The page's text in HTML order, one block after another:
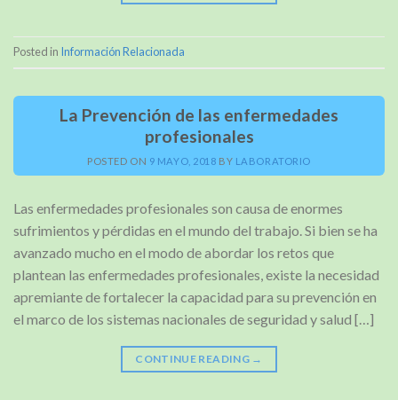
Posted in Información Relacionada
La Prevención de las enfermedades
profesionales
POSTED ON 9 MAYO, 2018 BY LABORATORIO
Las enfermedades profesionales son causa de enormes
sufrimientos y pérdidas en el mundo del trabajo. Si bien se ha
avanzado mucho en el modo de abordar los retos que
plantean las enfermedades profesionales, existe la necesidad
apremiante de fortalecer la capacidad para su prevención en
el marco de los sistemas nacionales de seguridad y salud […]
CONTINUE READING →